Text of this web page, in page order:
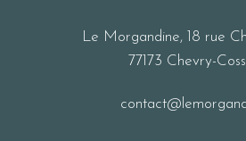
Le Morgandine, 18 rue
77173 Chevry-